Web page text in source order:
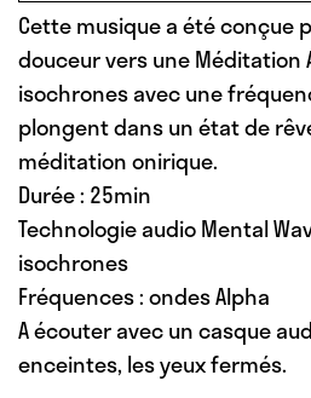
Cette musique a été conçue
douceur vers une Méditation
isochrones avec une
plongent dans un état de
méditation onirique.
Durée : 25min
Technologie audio Mental
isochrones
Fréquences : ondes Alpha
A écouter avec un casque
enceintes, les yeux fermés.